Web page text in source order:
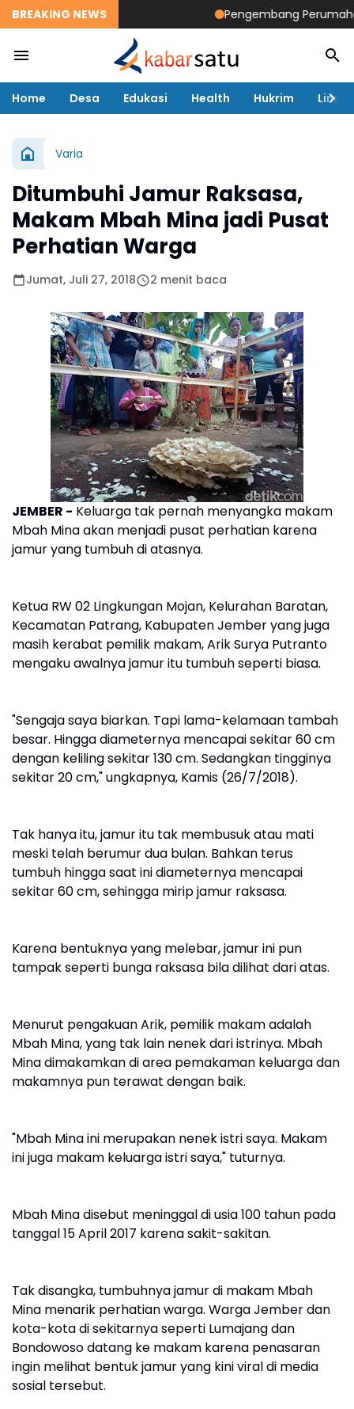
BREAKING NEWS Pengembang Perumahan
Home Desa Edukasi Health Hukrim
Varia
Ditumbuhi Jamur Raksasa,
Makam Mbah Mina jadi Pusat
Perhatian Warga
Jumat, Juli 27, 2018 2 menit baca
JEMBER - Keluarga tak pernah menyangka makam
Mbah Mina akan menjadi pusat perhatian karena
jamur yang tumbuh di atasnya.
Ketua RW 02 Lingkungan Mojan, Kelurahan Baratan,
Kecamatan Patrang, Kabupaten Jember yang juga
masih kerabat pemilik makam, Arik Surya Putranto
mengaku awalnya jamur itu tumbuh seperti biasa.
"Sengaja saya biarkan. Tapi lama-kelamaan tambah
besar. Hingga diameternya mencapai sekitar 60 cm
dengan keliling sekitar 130 cm. Sedangkan tingginya
sekitar 20 cm," ungkapnya, Kamis (26/7/2018).
Tak hanya itu, jamur itu tak membusuk atau mati
meski telah berumur dua bulan. Bahkan terus
tumbuh hingga saat ini diameternya mencapai
sekitar 60 cm, sehingga mirip jamur raksasa.
Karena bentuknya yang melebar, jamur ini pun
tampak seperti bunga raksasa bila dilihat dari atas.
Menurut pengakuan Arik, pemilik makam adalah
Mbah Mina, yang tak lain nenek dari istrinya. Mbah
Mina dimakamkan di area pemakaman keluarga dan
makamnya pun terawat dengan baik.
"Mbah Mina ini merupakan nenek istri saya. Makam
ini juga makam keluarga istri saya," tuturnya.
Mbah Mina disebut meninggal di usia 100 tahun pada
tanggal 15 April 2017 karena sakit-sakitan.
Tak disangka, tumbuhnya jamur di makam Mbah
Mina menarik perhatian warga. Warga Jember dan
kota-kota di sekitarnya seperti Lumajang dan
Bondowoso datang ke makam karena penasaran
ingin melihat bentuk jamur yang kini viral di media
sosial tersebut.